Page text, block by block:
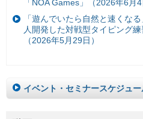
「NOA Games」（2026年6月4
「遊んでいたら自然と速くな
人開発した対戦型タイピング
（2026年5月29日）
イベント・セミナースケジュー